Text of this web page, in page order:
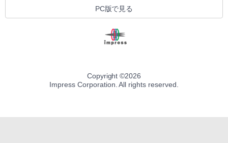
PC版で見る
Copyright ©2026
Impress Corporation. All rights reserved.